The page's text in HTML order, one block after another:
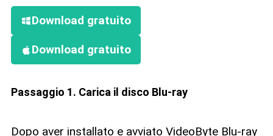
Download gratuito
Download gratuito
Passaggio 1. Carica il disco Blu-ray
Dopo aver installato e avviato VideoByte Blu-ray